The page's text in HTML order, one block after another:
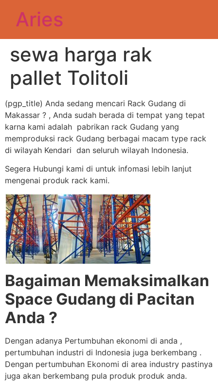
Aries
sewa harga rak
pallet Tolitoli
(pgp_title) Anda sedang mencari Rack Gudang di
Makassar ? , Anda sudah berada di tempat yang tepat
karna kami adalah pabrikan rack Gudang yang
memproduksi rack Gudang berbagai macam type rack
di wilayah Kendari dan seluruh wilayah Indonesia.
Segera Hubungi kami di untuk infomasi lebih lanjut
mengenai produk rack kami.
Bagaiman Memaksimalkan
Space Gudang di Pacitan
Anda ?
Dengan adanya Pertumbuhan ekonomi di anda ,
pertumbuhan industri di Indonesia juga berkembang .
Dengan pertumbuhan Ekonomi di area industry pastinya
juga akan berkembang pula produk produk anda.